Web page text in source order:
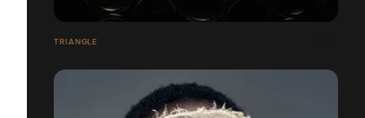
TRIANGLE